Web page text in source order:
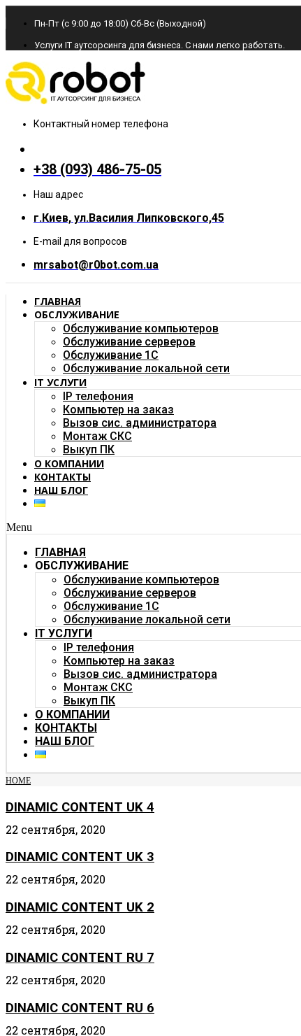
Пн-Пт (с 9:00 до 18:00) Cб-Вс (Выходной)
Услуги IT аутсорсинга для бизнеса. С нами легко работать.
Контактный номер телефона
+38 (093) 486-75-05
Наш адрес
г.Киев, ул.Василия Липковского,45
E-mail для вопросов
mrsabot@r0bot.com.ua
ГЛАВНАЯ
ОБСЛУЖИВАНИЕ
Обслуживание компьютеров
Обслуживание серверов
Обслуживание 1C
Обслуживание локальной сети
IT УСЛУГИ
IP телефония
Компьютер на заказ
Вызов сис. администратора
Монтаж СКС
Выкуп ПК
О КОМПАНИИ
КОНТАКТЫ
НАШ БЛОГ
Menu
ГЛАВНАЯ
ОБСЛУЖИВАНИЕ
Обслуживание компьютеров
Обслуживание серверов
Обслуживание 1C
Обслуживание локальной сети
IT УСЛУГИ
IP телефония
Компьютер на заказ
Вызов сис. администратора
Монтаж СКС
Выкуп ПК
О КОМПАНИИ
КОНТАКТЫ
НАШ БЛОГ
HOME
DINAMIC CONTENT UK 4
22 сентября, 2020
DINAMIC CONTENT UK 3
22 сентября, 2020
DINAMIC CONTENT UK 2
22 сентября, 2020
DINAMIC CONTENT RU 7
22 сентября, 2020
DINAMIC CONTENT RU 6
22 сентября, 2020